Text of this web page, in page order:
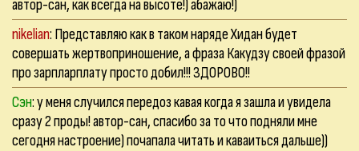
автор-сан, как всегда на высоте!) абажаю!)
nikelian: Представляю как в таком наряде Хидан будет
совершать жертвоприношение, а фраза Какудзу своей фразой
про зарпларплату просто добил!!! ЗДОРОВО!!
Сэн: у меня случился передоз кавая когда я зашла и увидела
сразу 2 проды! автор-сан, спасибо за то что подняли мне
сегодня настроение) почапала читать и каваиться дальше))